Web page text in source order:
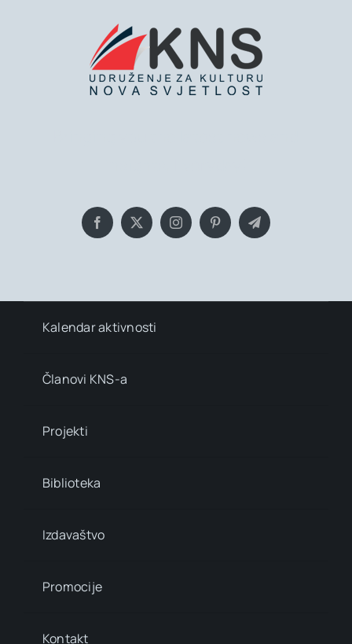
Kalendar aktivnosti
Članovi KNS-a
Projekti
Biblioteka
Izdavaštvo
Promocije
Kontakt